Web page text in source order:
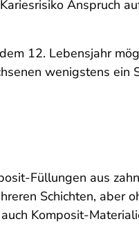
Anspruch
12. Lebensjahr
wenigstens ein
Füllungen aus
Schichten, aber
Komposit-